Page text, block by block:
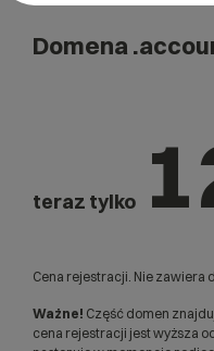
Domena
teraz tylko
Cena rejestracji. Nie zawiera
Ważne! Część domen
cena rejestracji jest wyższa